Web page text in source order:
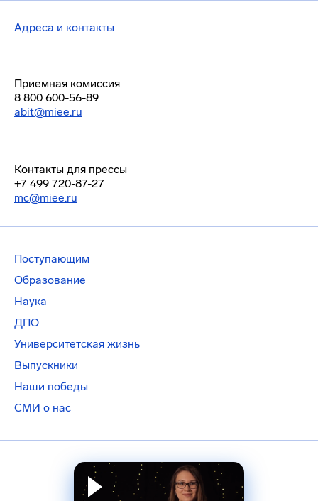
Адреса и контакты
Приемная комиссия
8 800 600-56-89
abit@miee.ru
Контакты для прессы
+7 499 720-87-27
mc@miee.ru
Поступающим
Образование
Наука
ДПО
Университетская жизнь
Выпускники
Наши победы
СМИ о нас